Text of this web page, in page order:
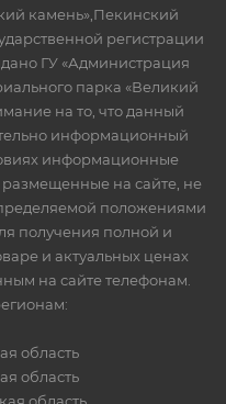
камень»,Пекинский
регистрации
ГУ «Администрация
парка «Великий
на то, что данный
информационный
информационные
на сайте, не
положениями
получения полной и
и актуальных ценах
на сайте телефонам.
область
область